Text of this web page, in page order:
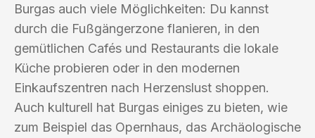
Burgas auch viele Möglichkeiten: Du kannst
durch die Fußgängerzone flanieren, in den
gemütlichen Cafés und Restaurants die lokale
Küche probieren oder in den modernen
Einkaufszentren nach Herzenslust shoppen.
Auch kulturell hat Burgas einiges zu bieten, wie
zum Beispiel das Opernhaus, das Archäologische